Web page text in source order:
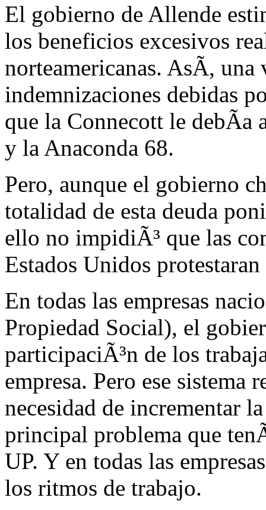
El gobierno de Allende
los beneficios excesivos
norteamericanas. AsÃ, una
indemnizaciones debidas
que la Connecott le debÃa
y la Anaconda 68.
Pero, aunque el gobierno
totalidad de esta deuda
ello no impidiÃ³ que las
Estados Unidos
En todas las empresas
Propiedad Social), el
participaciÃ³n de los
empresa. Pero ese sistema
necesidad de incrementar
principal problema que
UP. Y en todas las
los ritmos de trabajo.